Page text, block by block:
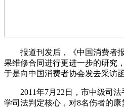
报道刊发后，《中国消费者报
果维修合同进行更进一步的研究
于是向中国消费者协会发去采访函
2011年7月22日，市中级司法
学司法判定核心，对8名伤者的